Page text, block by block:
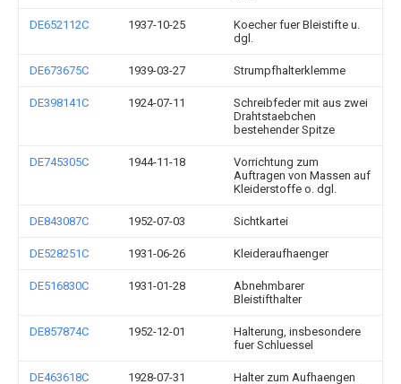
DE652112C 1937-10-25
Koecher fuer Bleistifte u.
dgl.
DE673675C 1939-03-27 Strumpfhalterklemme
DE398141C 1924-07-11
Schreibfeder mit aus zwei
Drahtstaebchen
bestehender Spitze
DE745305C 1944-11-18
Vorrichtung zum
Auftragen von Massen auf
Kleiderstoffe o. dgl.
DE843087C 1952-07-03 Sichtkartei
DE528251C 1931-06-26 Kleideraufhaenger
DE516830C 1931-01-28
Abnehmbarer
Bleistifthalter
DE857874C 1952-12-01
Halterung, insbesondere
fuer Schluessel
DE463618C 1928-07-31
Halter zum Aufhaengen